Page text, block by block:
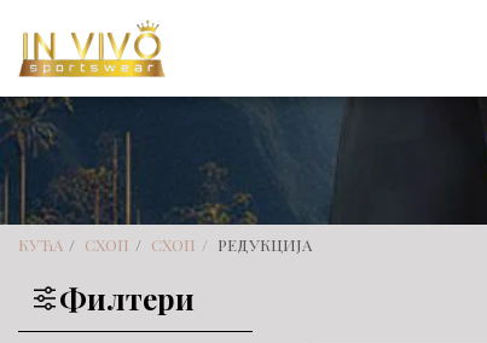
КУЋА СХОП СХОП РЕДУКЦИЈА
Филтери